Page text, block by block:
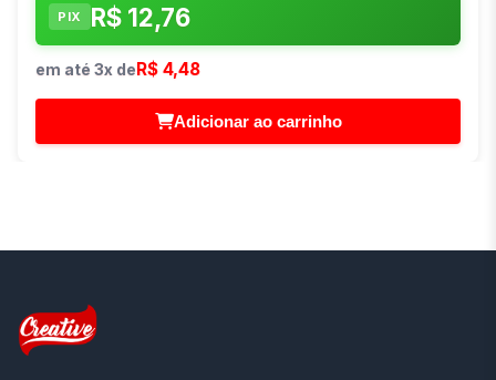
PIX R$ 12,76
em até 3x deR$ 4,48
Adicionar ao carrinho